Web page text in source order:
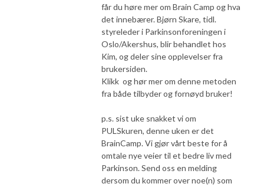
får du høre mer om Brain Camp og hva
det innebærer. Bjørn Skare, tidl.
styreleder i Parkinsonforeningen i
Oslo/Akershus, blir behandlet hos
Kim, og deler sine opplevelser fra
brukersiden.
Klikk og hør mer om denne metoden
fra både tilbyder og fornøyd bruker!
p.s. sist uke snakket vi om
PULSkuren, denne uken er det
BrainCamp. Vi gjør vårt beste for å
omtale nye veier til et bedre liv med
Parkinson. Send oss en melding
dersom du kommer over noe(n) som